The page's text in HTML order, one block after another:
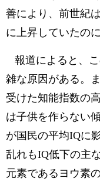
善により、前世紀
に上昇していたの
報道によると、
雑な原因がある。
受けた知能指数の
は子供を作らない
が国民の平均IQに
乱れもIQ低下の主
元素であるヨウ素